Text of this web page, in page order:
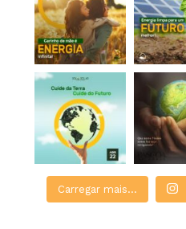
Carregar mais...